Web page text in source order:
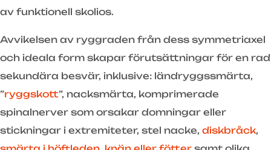
av funktionell skolios.
Avvikelsen av ryggraden från dess symmetriaxel
och ideala form skapar förutsättningar för en rad
sekundära besvär, inklusive: ländryggssmärta,
”ryggskott”, nacksmärta, komprimerade
spinalnerver som orsakar domningar eller
stickningar i extremiteter, stel nacke, diskbråck,